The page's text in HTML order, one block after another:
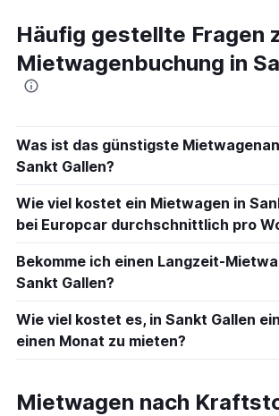
Häufig gestellte Fragen
Mietwagenbuchung in
Was ist das günstigste
Sankt Gallen?
Wie viel kostet ein Mietwagen in
bei Europcar durchschnittlich pro
Bekomme ich einen Langzeit-
Sankt Gallen?
Wie viel kostet es, in Sankt Gallen
einen Monat zu mieten?
Mietwagen nach